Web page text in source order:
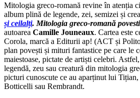
Mitologia greco-romană revine în atenția
album plină de legende, zei, semizei și
și ceilalți. Mitologia greco-romană
autoarea Camille Jouneaux. Cartea este
Corola, marcă a Editurii ap! (ACT și
plan povești și mituri fantastice pe care le
maiestoase, pictate de artiști celebri.
legendă, zeu sau creatură din mitologia
picturi cunoscute ce au aparținut lui
Botticelli sau Rembrandt.